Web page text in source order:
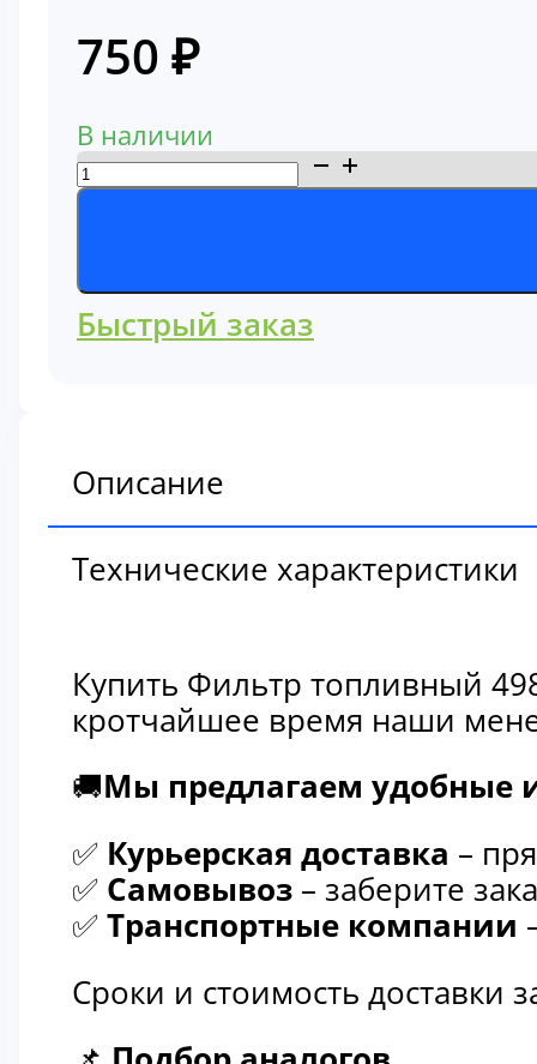
750 ₽
В наличии
Количество
товара
топливный
4989106
Быстрый заказ
Описание
Технические характеристики
Купить Фильтр топливный
кротчайшее время наши
🚚Мы предлагаем удобные
✅ Курьерская доставка –
✅ Самовывоз – заберите
✅ Транспортные компании
Сроки и стоимость доставки